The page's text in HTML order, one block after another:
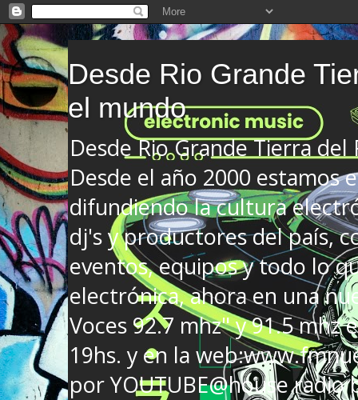
Desde Rio Grande
el mundo
Desde Rio Grande Tierra
Desde el año 2000 estamos
difundiendo la cultura
dj's y productores del país,
eventos, equipos y todo lo
electrónica, ahora en una
Voces 92.7 mhz" y 91.5 mhz
19hs. y en la
por YOUTUBE@house radio